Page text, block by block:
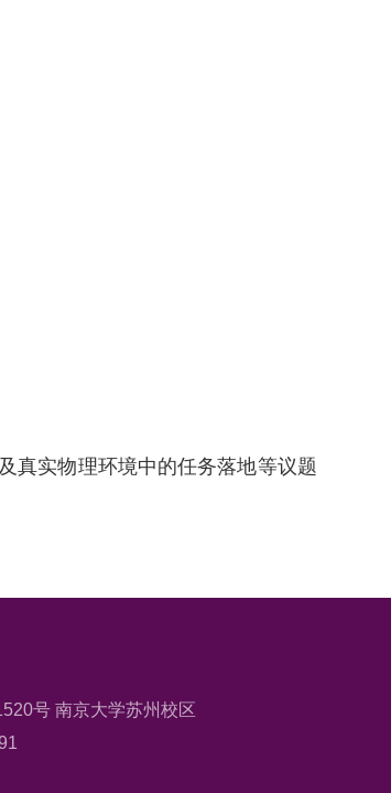
真实物理环境中的任务落地等议题
号 南京大学苏州校区